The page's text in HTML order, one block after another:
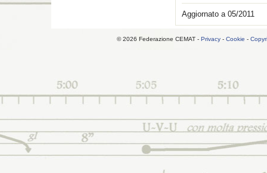
Aggiornato a 05/2011
© 2026 Federazione CEMAT - Privacy- Cookie -